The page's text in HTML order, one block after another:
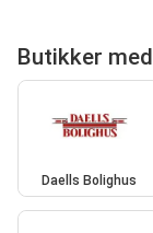
Butikker
Daells Bolighus